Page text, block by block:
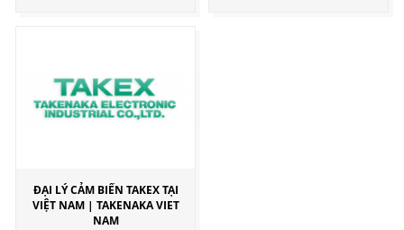
ĐẠI LÝ CẢM BIẾN TAKEX TẠI
VIỆT NAM | TAKENAKA VIET
NAM